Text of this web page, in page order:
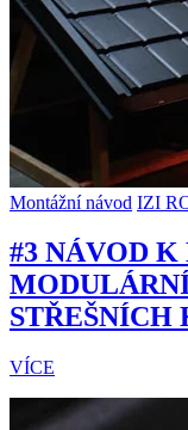
Montážní návod IZI
#3 NÁVOD
VÍCE